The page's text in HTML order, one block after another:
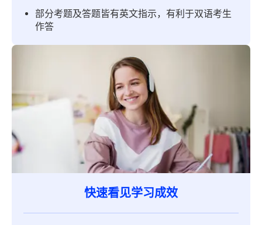
部分考题及答题皆有英文指示，有利于双语考生
作答
快速看见学习成效